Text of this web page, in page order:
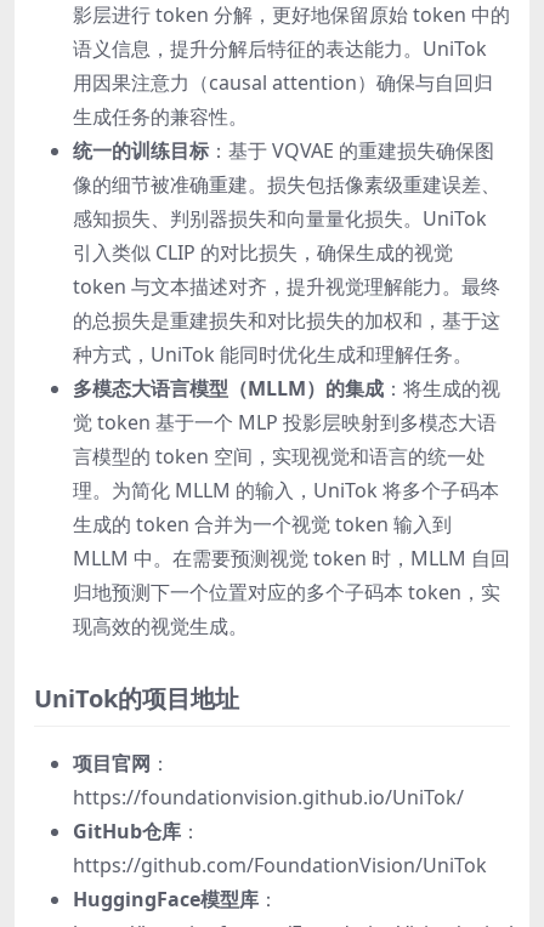
影层进行 token 分解，更好地保留原始 token 中的
语义信息，提升分解后特征的表达能力。UniTok
用因果注意力（causal attention）确保与自回归
生成任务的兼容性。
统一的训练目标 ：基于 VQVAE 的重建损失确保图
像的细节被准确重建。损失包括像素级重建误差、
感知损失、判别器损失和向量量化损失。UniTok
引入类似 CLIP 的对比损失，确保生成的视觉
token 与文本描述对齐，提升视觉理解能力。最终
的总损失是重建损失和对比损失的加权和，基于这
种方式，UniTok 能同时优化生成和理解任务。
多模态大语言模型（MLLM）的集成 ：将生成的视
觉 token 基于一个 MLP 投影层映射到多模态大语
言模型的 token 空间，实现视觉和语言的统一处
理。为简化 MLLM 的输入，UniTok 将多个子码本
生成的 token 合并为一个视觉 token 输入到
MLLM 中。在需要预测视觉 token 时，MLLM 自回
归地预测下一个位置对应的多个子码本 token，实
现高效的视觉生成。
UniTok的项目地址
项目官网 ：
https://foundationvision.github.io/UniTok/
GitHub仓库 ：
https://github.com/FoundationVision/UniTok
HuggingFace模型库 ：